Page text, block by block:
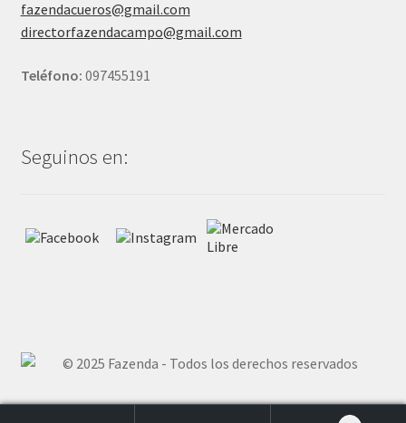
fazendacueros@gmail.com
directorfazendacampo@gmail.com
Teléfono: 097455191
Seguinos en: